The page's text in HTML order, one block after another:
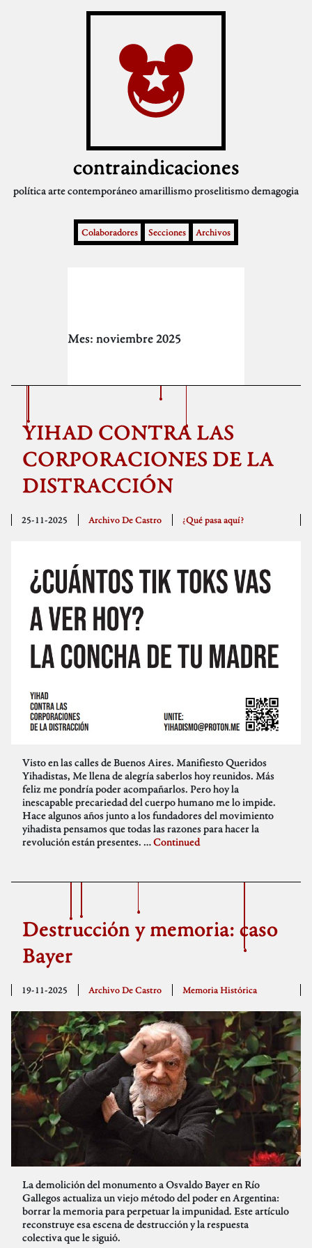
contraindicaciones
políticaarte contemporáneoamarillismoproselitismodemagogia
Colaboradores Secciones Archivos
Mes: noviembre 2025
YIHAD CONTRA LAS
CORPORACIONES DE LA
DISTRACCIÓN
25-11-2025 Archivo De Castro ¿Qué pasa aquí?
Visto en las calles de Buenos Aires. Manifiesto Queridos
Yihadistas, Me llena de alegría saberlos hoy reunidos. Más
feliz me pondría poder acompañarlos. Pero hoy la
inescapable precariedad del cuerpo humano me lo impide.
Hace algunos años junto a los fundadores del movimiento
yihadista pensamos que todas las razones para hacer la
revolución están presentes. …Continued
Destrucción y memoria: caso
Bayer
19-11-2025 Archivo De Castro Memoria Histórica
La demolición del monumento a Osvaldo Bayer en Río
Gallegos actualiza un viejo método del poder en Argentina:
borrar la memoria para perpetuar la impunidad. Este artículo
reconstruye esa escena de destrucción y la respuesta
colectiva que le siguió.